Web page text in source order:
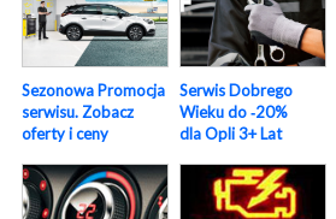
Sezonowa Promocja
serwisu. Zobacz
oferty i ceny
Serwis Dobrego
Wieku do ‑20%
dla Opli 3+ Lat